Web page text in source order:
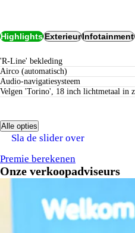
HighlightsExterieurInfotainment
'R-Line' bekleding
airco (automatisch)
audio-navigatiesysteem
Velgen 'Torino', 18 inch lichtmetaal in
Alle opties
Verzekeren bij Century:
tot 5 jaar nieuwwaarderegeling
Premie berekenen
Onze verkoopadviseurs
Sla de slider over